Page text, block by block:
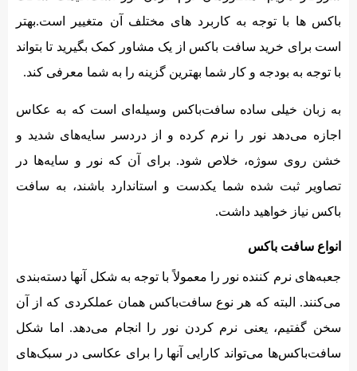
باکس ها با توجه به کاربرد های مختلف آن متغییر است.بهتر
است برای خرید سافت باکس از یک مشاور کمک بگیرید تا بتواند
با توجه به بودجه و کار شما بهترین گزینه را به شما معرفی کند.
به زبان خیلی ساده سافت‌باکس وسیله‌‌ای است که به عکاس
اجازه می‌دهد نور را نرم کرده و از دردسر سایه‌های شدید و
خشن روی سوژه، خلاص شود. برای آن که نور و سایه‌ها در
تصاویر ثبت شده شما یکدست و استاندارد باشند، به سافت
باکس نیاز خواهید داشت.
انواع سافت باکس
جعبه‌های نرم کننده نور را معمولاً با توجه به شکل آنها دسته‌بندی
می‌کنند. البته که هر نوع سافت‌باکس همان عملکردی که از آن
سخن گفتیم، یعنی نرم کردن نور را انجام می‌دهد. اما شکل
سافت‌باکس‌ها می‌تواند کارایی آنها را برای عکاسی در سبک‌های